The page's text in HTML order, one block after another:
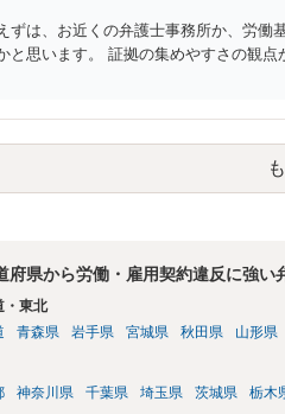
ずは、お近くの弁護士事務所か、労働
と思います。 証拠の集めやすさの観
府県から労働・雇用契約違反に強い
・東北
青森県 岩手県 宮城県 秋田県 山形県
神奈川県 千葉県 埼玉県 茨城県 栃木